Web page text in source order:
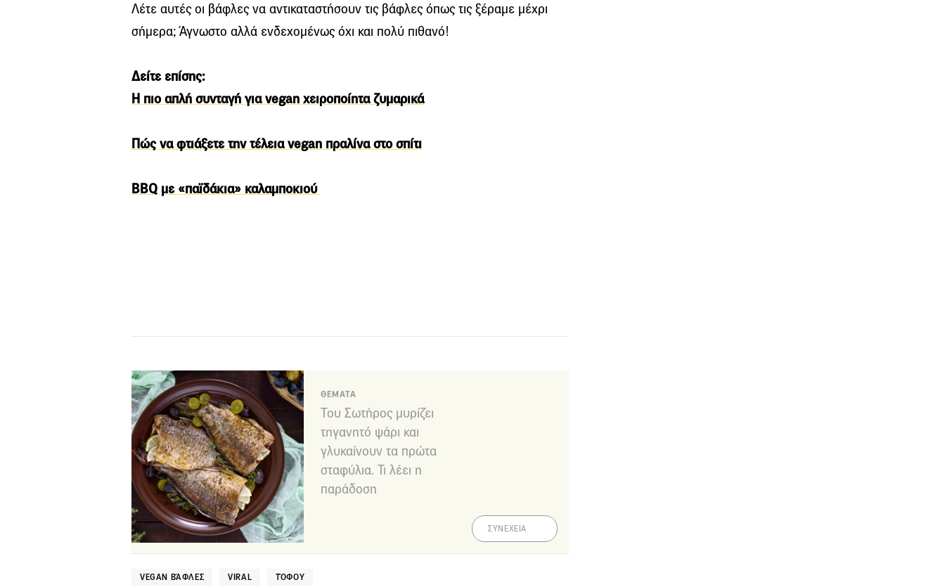
Λέτε αυτές οι βάφλες να αντικαταστήσουν τις βάφλες όπως τις ξέραμε μέχρι
σήμερα; Άγνωστο αλλά ενδεχομένως όχι και πολύ πιθανό!
Δείτε επίσης:
Η πιο απλή συνταγή για vegan χειροποίητα ζυμαρικά
Πώς να φτιάξετε την τέλεια vegan πραλίνα στο σπίτι
BBQ με «παϊδάκια» καλαμποκιού
ΘΕΜΑΤΑ
Του Σωτήρος μυρίζει
τηγανητό ψάρι και
γλυκαίνουν τα πρώτα
σταφύλια. Τι λέει η
παράδοση
ΣΥΝΕΧΕΙΑ
VEGAN ΒΆΦΛΕΣ VIRAL ΤΌΦΟΥ